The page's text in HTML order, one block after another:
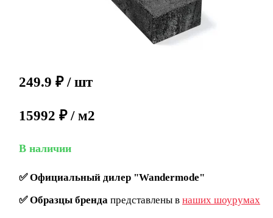
249.9 ₽ / шт
15992 ₽ / м2
В наличии
✅Официальный дилер "Wandermode"
✅Образцы брендапредставлены в наших шоурумах